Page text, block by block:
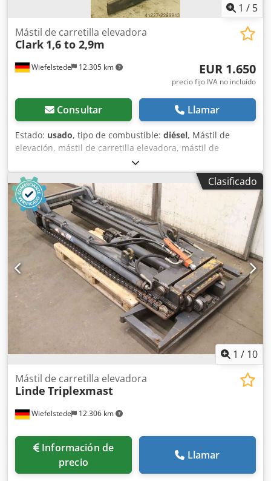
1 / 5
Wiefelstede 12.305 km
Mástil de carretilla elevadora
Clark 1,6 to 2,9m
EUR 1.650
precio fijo IVA no incluído
Consultar Llamar
Estado: usado, tipo de combustible: diésel, Mástil de
elevación, mástil de carretilla elevadora, mástil de
apilador, estructura de elevación, apilador trasero -Mástil
tríplex -Capacidad de carga: 1600 kg Dodpfx Ascfa Atjbkjkr
-Altura de elevación: aproximadamente 2900 mm -Placa
identificativa de la carretilla: 940 x 405 mm -Dimensiones:
940/280/A1870 mm -Peso: 415 kg
Clasificado
1 / 10
Wiefelstede 12.306 km
Mástil de carretilla elevadora
Linde Triplexmast
Información de
precio
Llamar